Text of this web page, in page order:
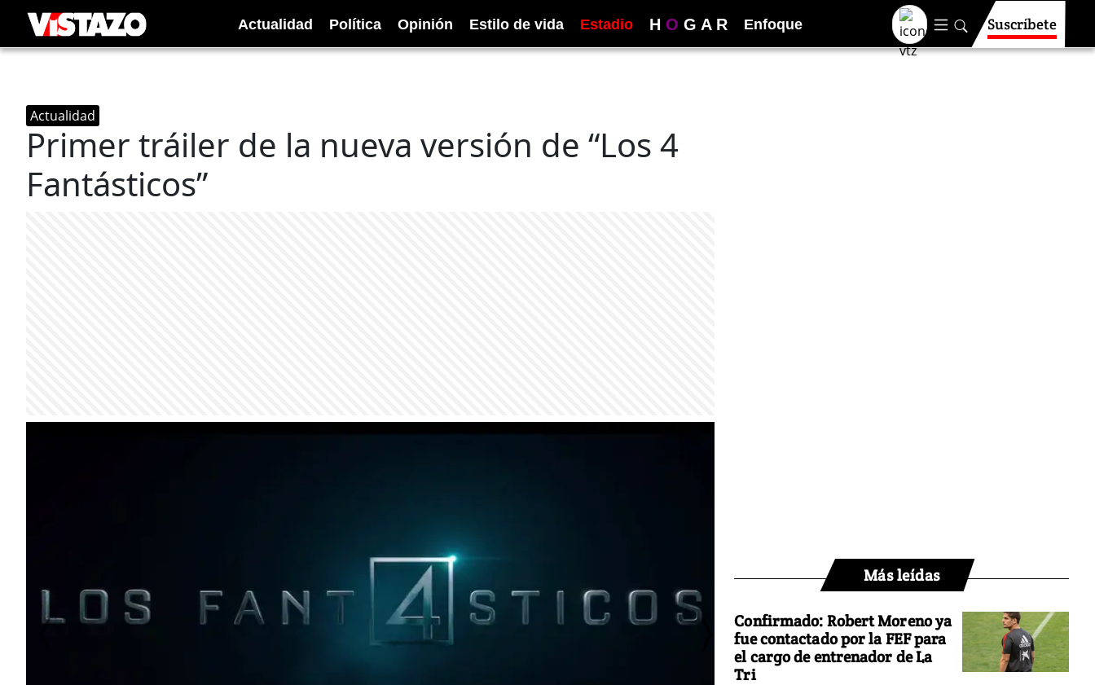
Actualidad Política Opinión Estilo de vida Estadio H O G A R Enfoque Suscríbete
Actualidad
Primer tráiler de la nueva versión de “Los 4
Fantásticos”
Más leídas
Confirmado: Robert Moreno ya
fue contactado por la FEF para
el cargo de entrenador de La
Tri